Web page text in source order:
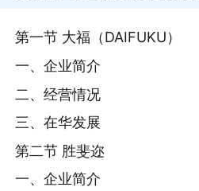
第一节 大福（DAIFUKU）
一、企业简介
二、经营情况
三、在华发展
第二节 胜斐迩
一、企业简介